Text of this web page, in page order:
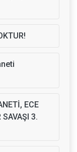
ECE
SAVAŞI 3.